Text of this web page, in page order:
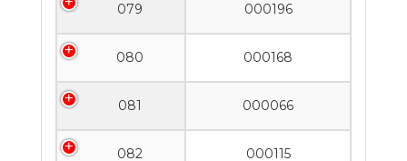
079 000196
080 000168
081 000066
082 000115